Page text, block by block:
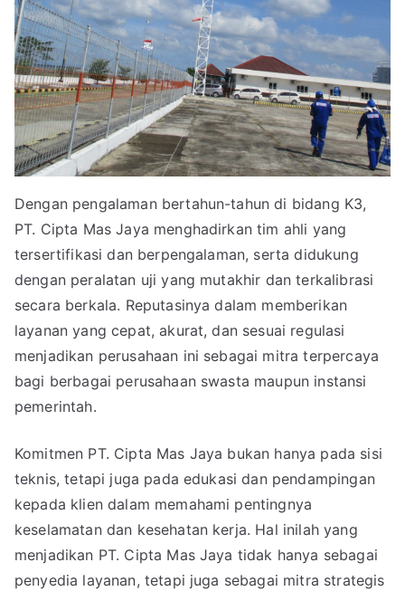
Dengan pengalaman bertahun-tahun di bidang K3,
PT. Cipta Mas Jaya menghadirkan tim ahli yang
tersertifikasi dan berpengalaman, serta didukung
dengan peralatan uji yang mutakhir dan terkalibrasi
secara berkala. Reputasinya dalam memberikan
layanan yang cepat, akurat, dan sesuai regulasi
menjadikan perusahaan ini sebagai mitra terpercaya
bagi berbagai perusahaan swasta maupun instansi
pemerintah.
Komitmen PT. Cipta Mas Jaya bukan hanya pada sisi
teknis, tetapi juga pada edukasi dan pendampingan
kepada klien dalam memahami pentingnya
keselamatan dan kesehatan kerja. Hal inilah yang
menjadikan PT. Cipta Mas Jaya tidak hanya sebagai
penyedia layanan, tetapi juga sebagai mitra strategis